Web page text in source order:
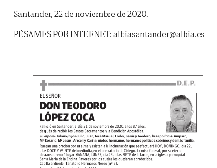
Santander, 22 de noviembre de 2020.
PÉSAMES POR INTERNET: albiasantander@albia.es